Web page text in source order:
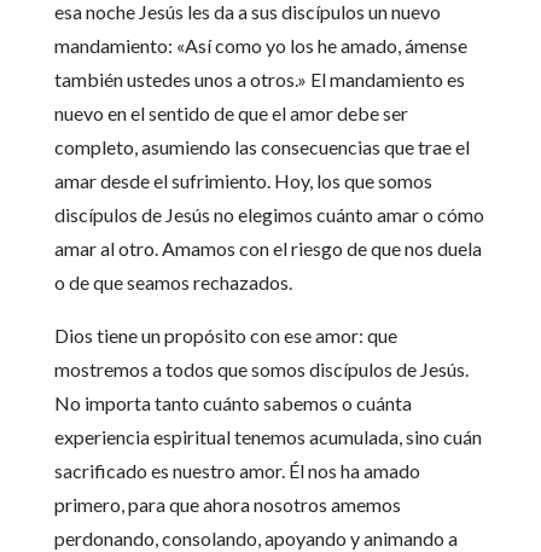
esa noche Jesús les da a sus discípulos un nuevo
mandamiento: «Así como yo los he amado, ámense
también ustedes unos a otros.» El mandamiento es
nuevo en el sentido de que el amor debe ser
completo, asumiendo las consecuencias que trae el
amar desde el sufrimiento. Hoy, los que somos
discípulos de Jesús no elegimos cuánto amar o cómo
amar al otro. Amamos con el riesgo de que nos duela
o de que seamos rechazados.
Dios tiene un propósito con ese amor: que
mostremos a todos que somos discípulos de Jesús.
No importa tanto cuánto sabemos o cuánta
experiencia espiritual tenemos acumulada, sino cuán
sacrificado es nuestro amor. Él nos ha amado
primero, para que ahora nosotros amemos
perdonando, consolando, apoyando y animando a